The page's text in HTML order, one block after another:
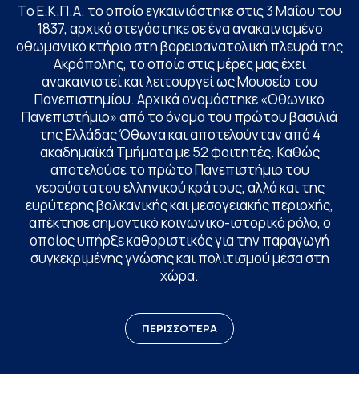
Το Ε.Κ.Π.Α. το οποίο εγκαινιάστηκε στις 3 Μαΐου του
1837, αρχικά στεγάστηκε σε ένα ανακαινισμένο
οθωμανικό κτήριο στη βορειοανατολική πλευρά της
Ακρόπολης, το οποίο στις μέρες μας έχει
ανακαινιστεί και λειτουργεί ως Μουσείο του
Πανεπιστημίου. Αρχικά ονομάστηκε «Οθωνικό
Πανεπιστήμιο» από το όνομα του πρώτου βασιλιά
της Ελλάδας Όθωνα και αποτελούνταν από 4
ακαδημαϊκά Τμήματα με 52 φοιτητές. Καθώς
αποτελούσε το πρώτο Πανεπιστήμιο του
νεοσύστατου ελληνικού κράτους, αλλά και της
ευρύτερης βαλκανικής και μεσογειακής περιοχής,
απέκτησε σημαντικό κοινωνικο-ιστορικό ρόλο, ο
οποίος υπήρξε καθοριστικός για την παραγωγή
συγκεκριμένης γνώσης και πολιτισμού μέσα στη
χώρα.
ΠΕΡΙΣΣΟΤΕΡΑ